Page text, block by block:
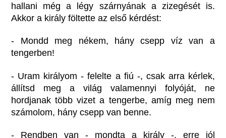
hallani még a légy szárnyának a zizegését is.
Akkor a király föltette az első kérdést:
- Mondd meg nékem, hány csepp víz van a
tengerben!
- Uram királyom - felelte a fiú -, csak arra kérlek,
állítsd meg a világ valamennyi folyóját, ne
hordjanak több vizet a tengerbe, amíg meg nem
számolom, hány csepp van benne.
- Rendben van - mondta a király -, erre jól